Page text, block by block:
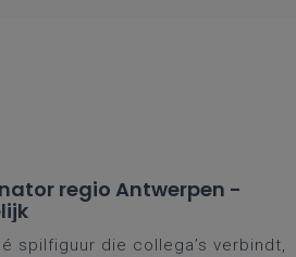
regio Antwerpen -
spilfiguur die collega’s verbindt,